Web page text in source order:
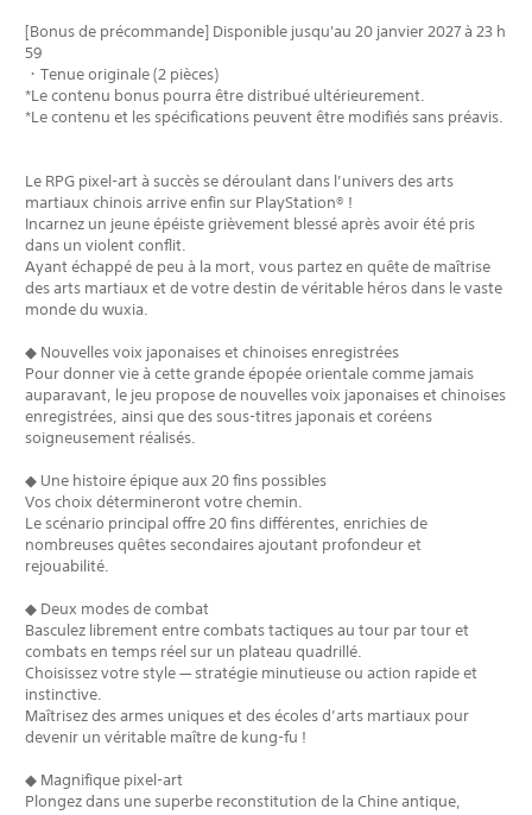
[Bonus de précommande] Disponible jusqu'au 20 janvier 2027 à 23 h
59
・Tenue originale (2 pièces)
*Le contenu bonus pourra être distribué ultérieurement.
*Le contenu et les spécifications peuvent être modifiés sans préavis.
Le RPG pixel-art à succès se déroulant dans l’univers des arts
martiaux chinois arrive enfin sur PlayStation® !
Incarnez un jeune épéiste grièvement blessé après avoir été pris
dans un violent conflit.
Ayant échappé de peu à la mort, vous partez en quête de maîtrise
des arts martiaux et de votre destin de véritable héros dans le vaste
monde du wuxia.
◆ Nouvelles voix japonaises et chinoises enregistrées
Pour donner vie à cette grande épopée orientale comme jamais
auparavant, le jeu propose de nouvelles voix japonaises et chinoises
enregistrées, ainsi que des sous-titres japonais et coréens
soigneusement réalisés.
◆ Une histoire épique aux 20 fins possibles
Vos choix détermineront votre chemin.
Le scénario principal offre 20 fins différentes, enrichies de
nombreuses quêtes secondaires ajoutant profondeur et
rejouabilité.
◆ Deux modes de combat
Basculez librement entre combats tactiques au tour par tour et
combats en temps réel sur un plateau quadrillé.
Choisissez votre style — stratégie minutieuse ou action rapide et
instinctive.
Maîtrisez des armes uniques et des écoles d’arts martiaux pour
devenir un véritable maître de kung-fu !
◆ Magnifique pixel-art
Plongez dans une superbe reconstitution de la Chine antique,